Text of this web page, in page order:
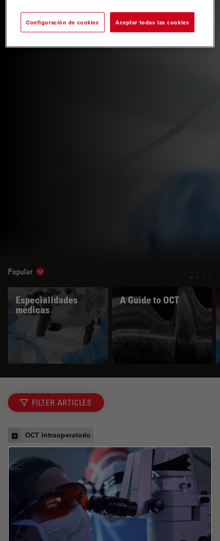
Popular Show subnavigation
Especialidades
médicas
A Guide to OCT
FILTER ARTICLES
OCT intraoperatorio
Configuración de cookies Aceptar todas las cookies